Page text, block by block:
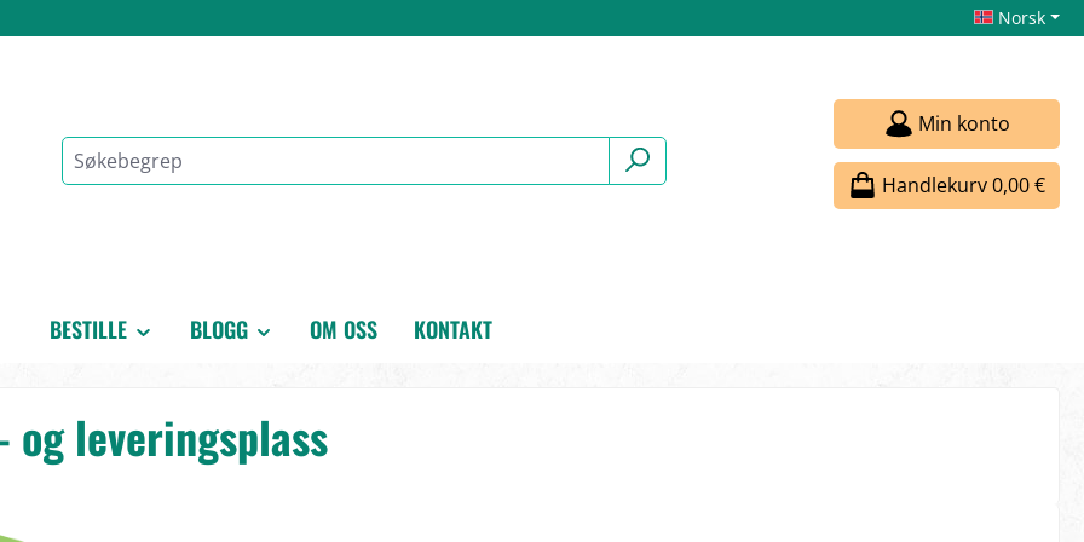
Norsk
Min konto
Handlekurv0,00 €
BESTILLE BLOGG OM OSS KONTAKT
leveringsplass